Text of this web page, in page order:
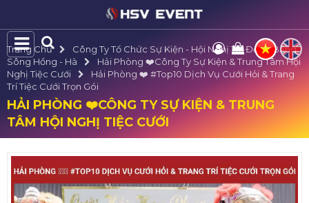
Trang Chủ
Công Ty Tổ Chức Sự Kiện - Hội Nghị Tại Đồng Bằng
Sông Hồng - Hà
Hải Phòng ❤️️Công Ty Sự Kiện & Trung Tâm Hội
Nghị Tiệc Cưới
Hải Phòng ❤️️ #top10 Dịch Vụ Cưới Hỏi & Trang
Trí Tiệc Cưới Trọn Gói
HẢI PHÒNG ❤️️CÔNG TY SỰ KIỆN & TRUNG
TÂM HỘI NGHỊ TIỆC CƯỚI